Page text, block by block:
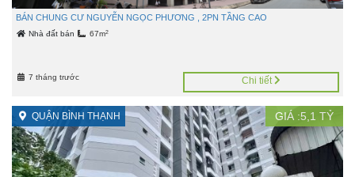
BÁN CHUNG CƯ NGUYỄN NGỌC PHƯƠNG , 2PN TẦNG CAO
Nhà đất bán 67m2
7 tháng trước Chi tiết
QUẬN BÌNH THẠNH GIÁ :5,1 TỶ